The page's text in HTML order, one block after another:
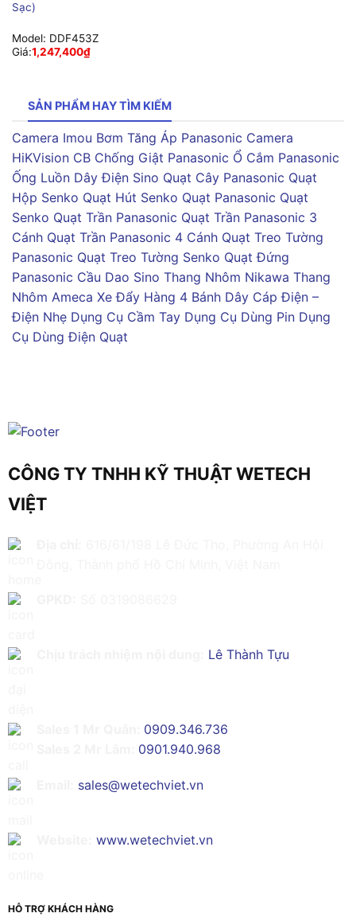
Sạc)
Model: DDF453Z
Giá:1,247,400₫
SẢN PHẨM HAY TÌM KIẾM
Camera Imou Bơm Tăng Áp Panasonic Camera
HiKVision CB Chống Giật Panasonic Ổ Cắm Panasonic
Ống Luồn Dây Điện Sino Quạt Cây Panasonic Quạt
Hộp Senko Quạt Hút Senko Quạt Panasonic Quạt
Senko Quạt Trần Panasonic Quạt Trần Panasonic 3
Cánh Quạt Trần Panasonic 4 Cánh Quạt Treo Tường
Panasonic Quạt Treo Tường Senko Quạt Đứng
Panasonic Cầu Dao Sino Thang Nhôm Nikawa Thang
Nhôm Ameca Xe Đẩy Hàng 4 Bánh Dây Cáp Điện –
Điện Nhẹ Dụng Cụ Cầm Tay Dụng Cụ Dùng Pin Dụng
Cụ Dùng Điện Quạt
CÔNG TY TNHH KỸ THUẬT WETECH
VIỆT
Lê Thành Tựu
0909.346.736
0901.940.968
sales@wetechviet.vn
www.wetechviet.vn
HỖ TRỢ KHÁCH HÀNG